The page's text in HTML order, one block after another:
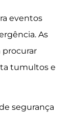
eventos
As
procurar
tumultos e
segurança